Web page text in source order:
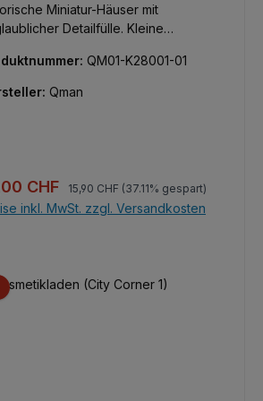
Miniatur-Häuser mit
Detailfülle. Kleine
vor kreativen Bauelementen nur
Alle Teile bedruckt, keine
QM01-K28001-01
Qman
CHF Regulärer Preis:
15,90 CHF (37.11% gespart)
inkl. MwSt. zzgl. Versandkosten
Rabatt